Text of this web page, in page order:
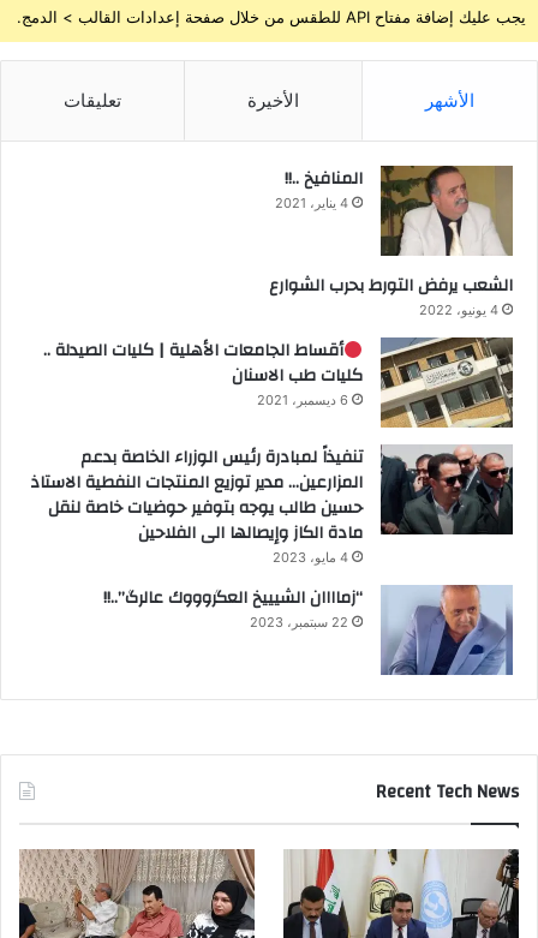
يجب عليك إضافة مفتاح API للطقس من خلال صفحة إعدادات القالب > الدمج.
الأشهر الأخيرة تعليقات
المنافيخ ..!!
4 يناير، 2021
الشعب يرفض التورط بحرب الشوارع
4 يونيو، 2022
أقساط الجامعات الأهلية | كليات الصيدلة ..
كليات طب الاسنان
6 ديسمبر، 2021
تنفيذاً لمبادرة رئيس الوزراء الخاصة بدعم
المزارعين… مدير توزيع المنتجات النفطية الاستاذ
حسين طالب يوجه بتوفير حوضيات خاصة لنقل
مادة الكاز وإيصالها الى الفلاحين
4 مايو، 2023
“زماااان الشيييخ العگروووك عالرگ”..!!
22 سبتمبر، 2023
Recent Tech News